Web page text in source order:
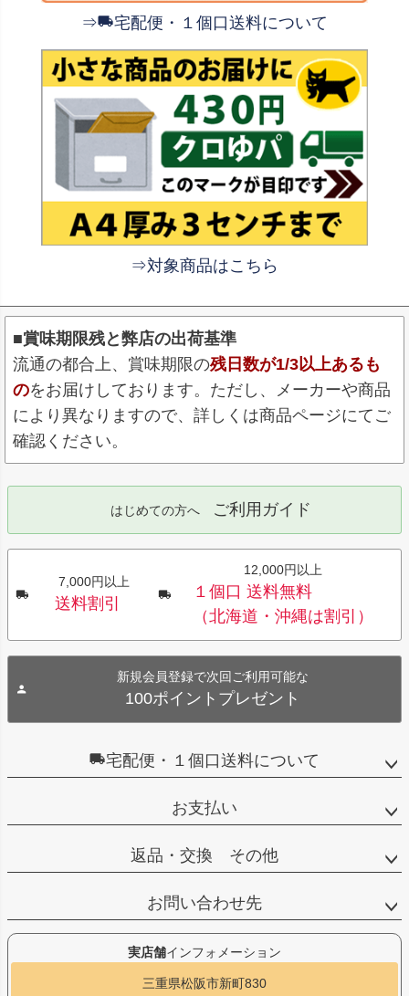
⇒ 宅配便・１個口送料について
⇒対象商品はこちら
■賞味期限残と弊店の出荷基準
流通の都合上、賞味期限の残日数が1/3以上あるも
のをお届けしております。ただし、メーカーや商品
により異なりますので、詳しくは商品ページにてご
確認ください。
はじめての方へ ご利用ガイド
7,000円以上
送料割引
12,000円以上
１個口 送料無料
（北海道・沖縄は割引）
新規会員登録で次回ご利用可能な
100ポイントプレゼント
宅配便・１個口送料について
お支払い
返品・交換 その他
お問い合わせ先
実店舗インフォメーション
三重県松阪市新町830